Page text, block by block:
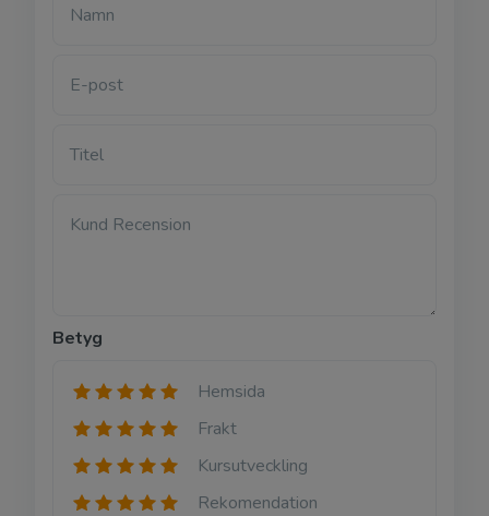
Namn
E-post
Titel
Kund Recension
Betyg
Hemsida
Frakt
Kursutveckling
Rekomendation